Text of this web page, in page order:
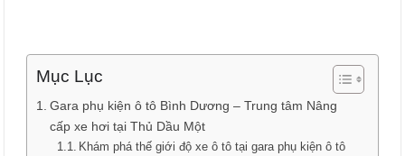
Mục Lục
Gara phụ kiện ô tô Bình Dương – Trung tâm Nâng
cấp xe hơi tại Thủ Dầu Một
Khám phá thế giới độ xe ô tô tại gara phụ kiện ô tô